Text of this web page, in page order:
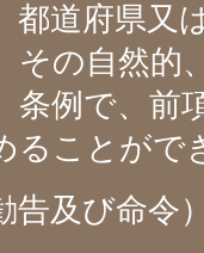
道府県又
その自然的
条例で、前
ることがで
告及び命令）